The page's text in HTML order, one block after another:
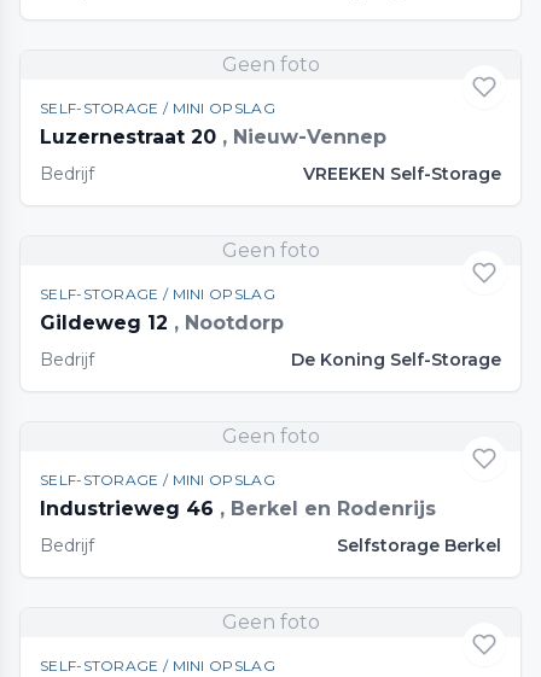
Geen foto
SELF-STORAGE / MINI OPSLAG
Luzernestraat 20 , Nieuw-Vennep
Bedrijf VREEKEN Self-Storage
Geen foto
SELF-STORAGE / MINI OPSLAG
Gildeweg 12 , Nootdorp
Bedrijf De Koning Self-Storage
Geen foto
SELF-STORAGE / MINI OPSLAG
Industrieweg 46 , Berkel en Rodenrijs
Bedrijf Selfstorage Berkel
Geen foto
SELF-STORAGE / MINI OPSLAG